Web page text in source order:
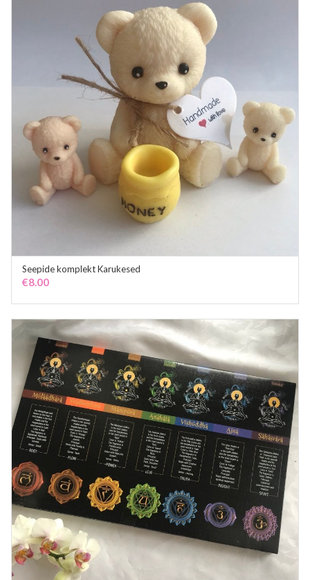
ADD TO CART
Seepide komplekt Karukesed
€8.00